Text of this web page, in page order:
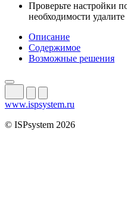
Проверьте настройки
необходимости удалите
Описание
Содержимое
Возможные решения
www.ispsystem.ru
© ISPsystem 2026